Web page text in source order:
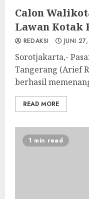
Calon
Lawan Kotak
REDAKSI JUNI
Sorotjakarta,-
Tangerang (Arief
berhasil
READ MORE
1 min read